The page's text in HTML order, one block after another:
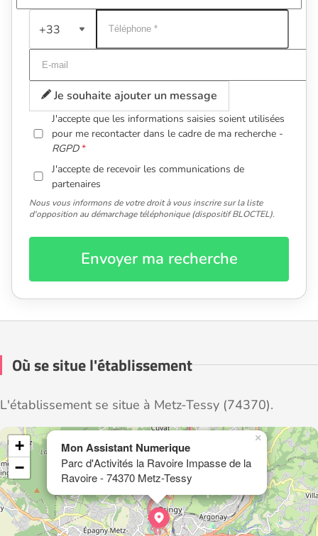
+33
Je souhaite ajouter un message
J'accepte que les informations saisies soient utilisées
pour me recontacter dans le cadre de ma recherche -
RGPD
J'accepte de recevoir les communications de
partenaires
Nous vous informons de votre droit à vous inscrire sur la liste
d'opposition au démarchage téléphonique (dispositif BLOCTEL).
Envoyer ma recherche
Où se situe l'établissement
L'établissement se situe à Metz-Tessy (74370).
Mon Assistant Numerique
Parc d'Activités la Ravoire Impasse de la
Ravoire - 74370 Metz-Tessy
×
+
−